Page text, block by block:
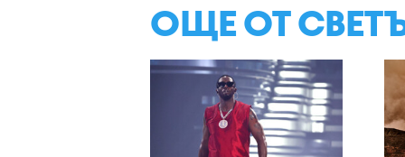
ОЩЕ ОТ